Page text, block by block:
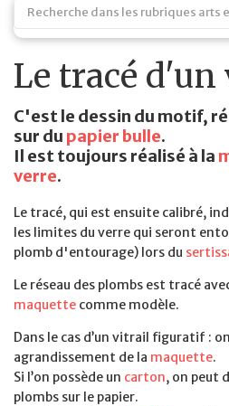
Le tracé
C'est le dessin du motif,
sur du papier bulle.
Il est toujours réalisé à la
verre.
Le tracé, qui est ensuite calibré,
les limites du verre qui seront
plomb d'entourage) lors du
Le réseau des plombs est tracé
maquette comme modèle.
Dans le cas d’un vitrail figuratif :
agrandissement de la maquette.
Si l’on possède un carton, on peut
plombs sur le papier.